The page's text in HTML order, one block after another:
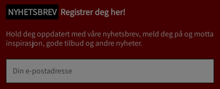
NYHETSBREV Registrer deg her!
Hold deg oppdatert med våre nyhetsbrev, meld deg på og motta
inspirasjon, gode tilbud og andre nyheter.